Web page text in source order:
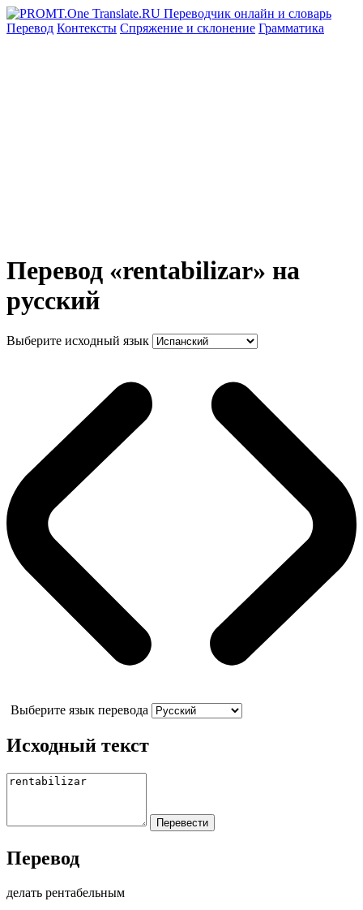
Перевод Контексты Спряжение и склонение Грамматика
Перевод «rentabilizar» на
русский
Выберите исходный язык
Выберите язык перевода
Исходный текст
Перевод
делать рентабельным